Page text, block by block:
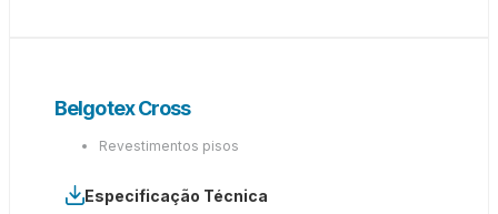
Belgotex Cross
Revestimentos pisos
Especificação Técnica